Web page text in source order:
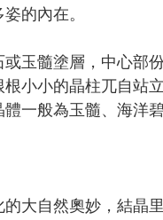
的內在。
玉髓塗層，中心部
小小的晶柱兀自站
一般為玉髓、海洋
大自然奧妙，結晶